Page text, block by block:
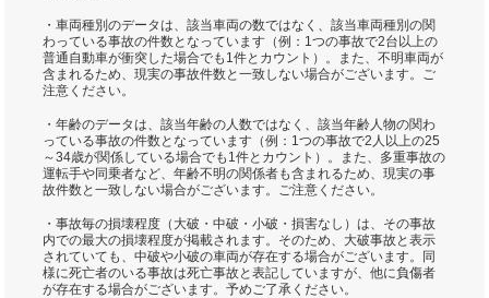
・車両種別のデータは、該当車両の数ではなく、該当車両種別の関
わっている事故の件数となっています（例：1つの事故で2台以上の
普通自動車が衝突した場合でも1件とカウント）。また、不明車両が
含まれるため、現実の事故件数と一致しない場合がございます。ご
注意ください。
・年齢のデータは、該当年齢の人数ではなく、該当年齢人物の関わ
っている事故の件数となっています（例：1つの事故で2人以上の25
～34歳が関係している場合でも1件とカウント）。また、多重事故の
運転手や同乗者など、年齢不明の関係者も含まれるため、現実の事
故件数と一致しない場合がございます。ご注意ください。
・事故毎の損壊程度（大破・中破・小破・損害なし）は、その事故
内での最大の損壊程度が掲載されます。そのため、大破事故と表示
されていても、中破や小破の車両が存在する場合がございます。同
様に死亡者のいる事故は死亡事故と表記していますが、他に負傷者
が存在する場合がございます。予めご了承ください。